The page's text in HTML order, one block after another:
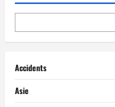
Accidents
Asie